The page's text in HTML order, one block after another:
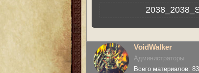
VoidWalker
Администраторы
Всего материалов: